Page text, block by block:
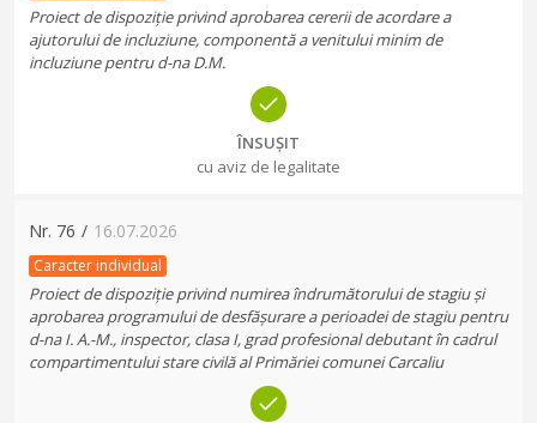
Proiect de dispoziție privind aprobarea cererii de acordare a
ajutorului de incluziune, componentă a venitului minim de
incluziune pentru d-na D.M.
ÎNSUȘIT
cu aviz de legalitate
Nr. 76 / 16.07.2026
Caracter individual
Proiect de dispoziție privind numirea îndrumătorului de stagiu și
aprobarea programului de desfășurare a perioadei de stagiu pentru
d-na I. A.-M., inspector, clasa I, grad profesional debutant în cadrul
compartimentului stare civilă al Primăriei comunei Carcaliu